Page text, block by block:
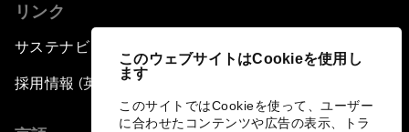
このウェブサイトはCookieを使用し
ます
このサイトではCookieを使って、ユーザー
に合わせたコンテンツや広告の表示、トラ
リンク
サステナビリティへの取り組み
採用情報 (英語のみ)